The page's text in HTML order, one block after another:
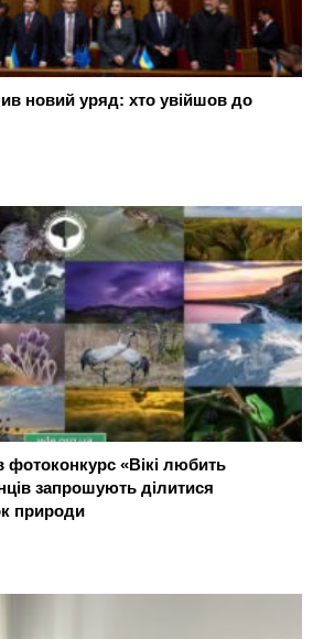
новий уряд: хто увійшов до
фотоконкурс «Вікі любить
запрошують ділитися
природи